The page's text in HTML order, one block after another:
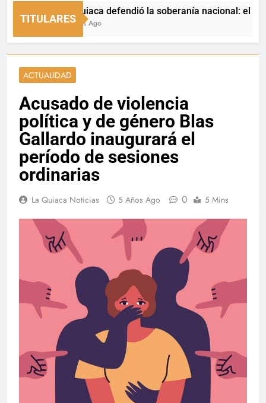
TITULARES
La Quiaca defendió la soberanía nacional: el
2 Horas Ago
ACTUALIDAD
Acusado de violencia
política y de género Blas
Gallardo inaugurará el
período de sesiones
ordinarias
La Quiaca Noticias 5 Años Ago 0 5 Mins